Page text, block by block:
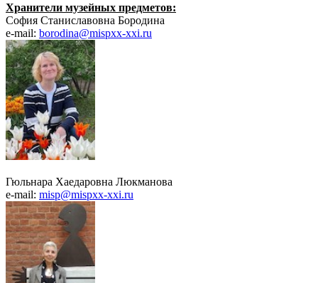
Хранители музейных предметов:
София Станиславовна Бородина
e-mail: borodina@mispxx-xxi.ru
Гюльнара Хаедаровна Люкманова
e-mail: misp@mispxx-xxi.ru